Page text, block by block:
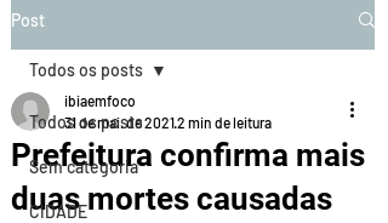
Post
Todos os posts
Sem categoria
CIDADE
Todos os posts
Prefeitura confirma mais
duas mortes causadas
ibiaemfoco
31 de mai. de 20212 min de leitura